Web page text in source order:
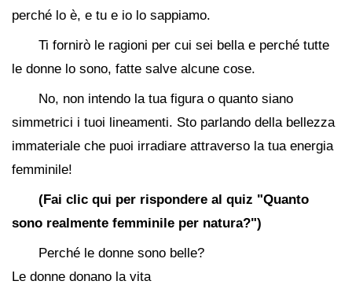
perché lo è, e tu e io lo sappiamo.
Ti fornirò le ragioni per cui sei bella e perché tutte
le donne lo sono, fatte salve alcune cose.
No, non intendo la tua figura o quanto siano
simmetrici i tuoi lineamenti. Sto parlando della bellezza
immateriale che puoi irradiare attraverso la tua energia
femminile!
(Fai clic qui per rispondere al quiz "Quanto
sono realmente femminile per natura?")
Perché le donne sono belle?
Le donne donano la vita